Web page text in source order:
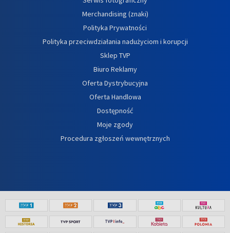
Merchandising (znaki)
Polityka Prywatności
Polityka przeciwdziałania nadużyciom i korupcji
Sklep TVP
Biuro Reklamy
Oferta Dystrybucyjna
Oferta Handlowa
Dostępność
Moje zgody
Procedura zgłoszeń wewnętrznych